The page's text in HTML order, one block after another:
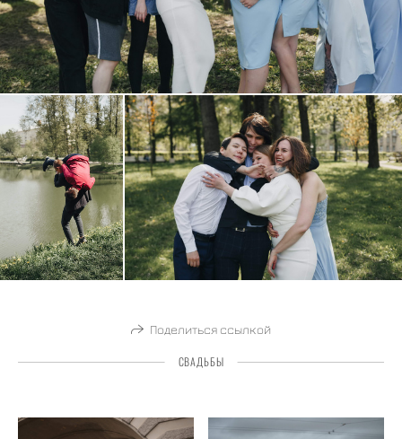
Поделиться ссылкой
СВАДЬБЫ